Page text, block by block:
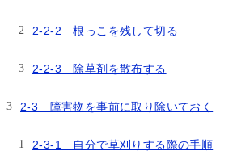
2-2-2 根っこを残して切る
2-2-3 除草剤を散布する
2-3 障害物を事前に取り除いておく
2-3-1 自分で草刈りする際の手順